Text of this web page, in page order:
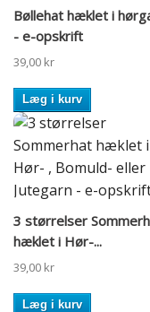
Bøllehat hæklet i
- e-opskrift
39,00 kr
Læg i kurv
3 størrelser
hæklet i Hør-...
39,00 kr
Læg i kurv